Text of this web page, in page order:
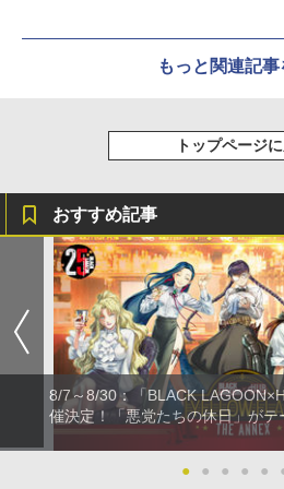
もっと関連記事
トップページ
おすすめ記事
8/7～8/30：「BLACK
催決定！「悪党たちの休日」がテ
● ● ● ● ●